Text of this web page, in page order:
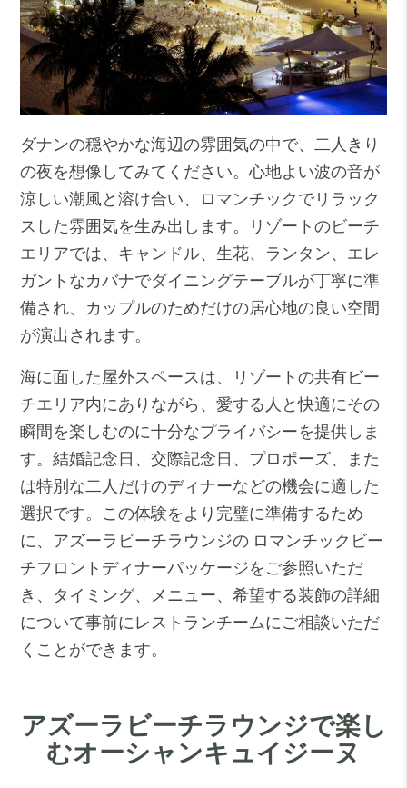
ダナンの穏やかな海辺の雰囲気の中で、二人きり
の夜を想像してみてください。心地よい波の音が
涼しい潮風と溶け合い、ロマンチックでリラック
スした雰囲気を生み出します。リゾートのビーチ
エリアでは、キャンドル、生花、ランタン、エレ
ガントなカバナでダイニングテーブルが丁寧に準
備され、カップルのためだけの居心地の良い空間
が演出されます。
海に面した屋外スペースは、リゾートの共有ビー
チエリア内にありながら、愛する人と快適にその
瞬間を楽しむのに十分なプライバシーを提供しま
す。結婚記念日、交際記念日、プロポーズ、また
は特別な二人だけのディナーなどの機会に適した
選択です。この体験をより完璧に準備するため
に、アズーラビーチラウンジの ロマンチックビー
チフロントディナーパッケージをご参照いただ
き、タイミング、メニュー、希望する装飾の詳細
について事前にレストランチームにご相談いただ
くことができます。
アズーラビーチラウンジで楽し
むオーシャンキュイジーヌ